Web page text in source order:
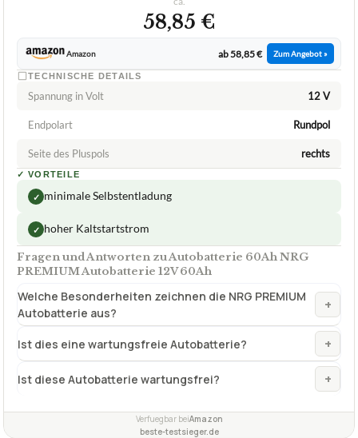
58,85 €
Amazon ab 58,85 € Zum Angebot »
TECHNISCHE DETAILS
Spannung in Volt 12 V
Endpolart Rundpol
Seite des Pluspols rechts
✓ VORTEILE
✓ minimale Selbstentladung
✓ hoher Kaltstartstrom
Fragen und Antworten zu Autobatterie 60Ah NRG
PREMIUM Autobatterie 12V 60Ah
Welche Besonderheiten zeichnen die NRG PREMIUM
Autobatterie aus?
+
Ist dies eine wartungsfreie Autobatterie? +
Ist diese Autobatterie wartungsfrei? +
Verfuegbar beiAmazon
beste-testsieger.de